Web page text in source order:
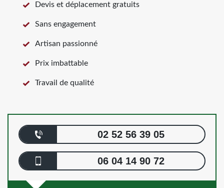
Devis et déplacement gratuits
Sans engagement
Artisan passionné
Prix imbattable
Travail de qualité
02 52 56 39 05
06 04 14 90 72